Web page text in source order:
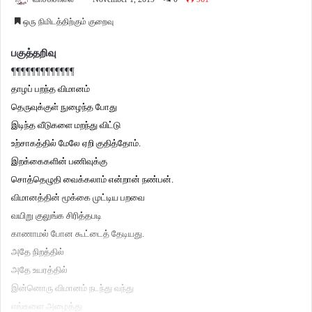
ஒரு நிமிடத்திற்கும் குறைவு
பகுத்தறிவு
¶¶¶¶¶¶¶¶¶¶¶¶¶
தாழப் பறந்த விமானம்
தெருவுக்குள் நுழைந்த போது
இடிந்த வீடுகளை மறந்து விட்டு
உற்சாகத்தில் மேலே ஏறி குதித்தோம்.
இறக்கைகளின் பணிவுக்கு
சொத்தெழுதி வைக்கலாம் என்றான் நண்பன்.
விமானத்தின் மூக்கை முட்டிய பறவை
வயிறு குலுங்க சிரித்தபடி
காணாமல் போன கூட்டைத் தேடியது.
அதே நிறத்தில்
அதே உயரத்தில்
இன்னொரு விமானம் நடந்து வந்து
எங்களை அழைத்து